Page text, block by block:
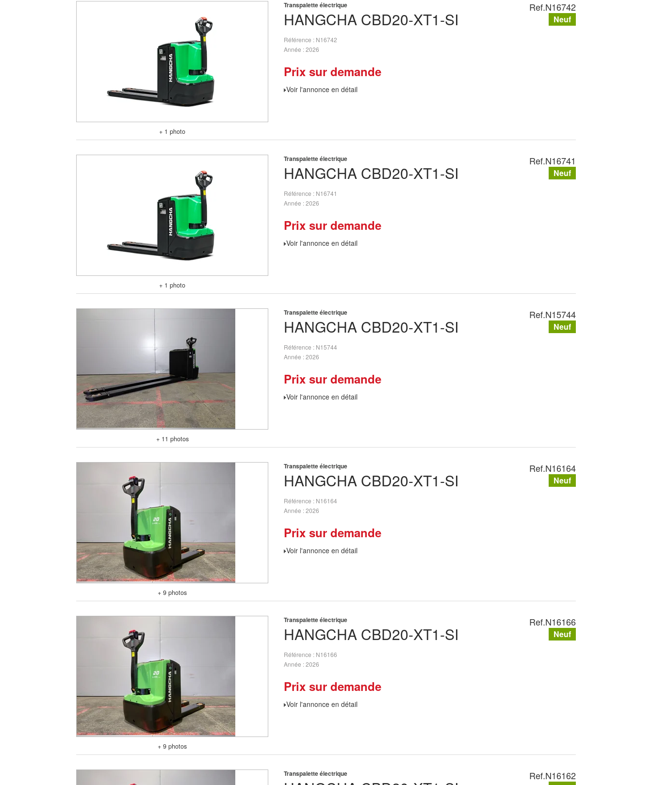
+ 1 photo
HANGCHA CBD20-XT1-SI
Transpalette électrique
Référence
N16742
Année 2026
Prix sur demande
Voir l'annonce en détail
Ref.N16742
Neuf
+ 1 photo
HANGCHA CBD20-XT1-SI
Transpalette électrique
Référence
N16741
Année 2026
Prix sur demande
Voir l'annonce en détail
Ref.N16741
Neuf
+ 11 photos
HANGCHA CBD20-XT1-SI
Transpalette électrique
Référence
N15744
Année 2026
Prix sur demande
Voir l'annonce en détail
Ref.N15744
Neuf
+ 9 photos
HANGCHA CBD20-XT1-SI
Transpalette électrique
Référence
N16164
Année 2026
Prix sur demande
Voir l'annonce en détail
Ref.N16164
Neuf
+ 9 photos
HANGCHA CBD20-XT1-SI
Transpalette électrique
Référence
N16166
Année 2026
Prix sur demande
Voir l'annonce en détail
Ref.N16166
Neuf
Transpalette électrique Ref.N16162